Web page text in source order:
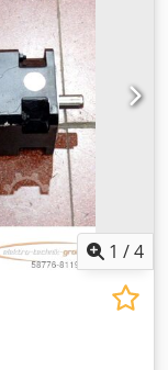
1 /4